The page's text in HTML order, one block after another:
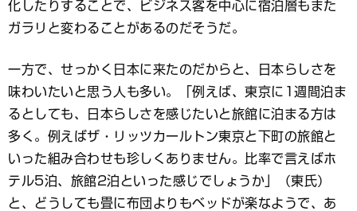
化したりすることで、ビジネス客を中心に宿泊層もまた
ガラリと変わることがあるのだそうだ。
一方で、せっかく日本に来たのだからと、日本らしさを
味わいたいと思う人も多い。「例えば、東京に1週間泊ま
るとしても、日本らしさを感じたいと旅館に泊まる方は
多く。例えばザ・リッツカールトン東京と下町の旅館と
いった組み合わせも珍しくありません。比率で言えばホ
テル5泊、旅館2泊といった感じでしょうか」（東氏）
と、どうしても畳に布団よりもベッドが楽なようで、あ